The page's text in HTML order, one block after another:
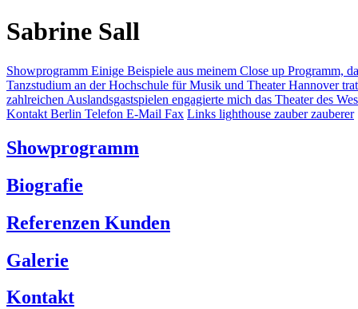
Sabrine Sall
Showprogramm Einige Beispiele aus meinem Close up Programm,
Tanzstudium an der Hochschule für Musik und Theater Hannover
zahlreichen Auslandsgastspielen engagierte mich das Theater des
Kontakt Berlin Telefon E-Mail Fax Links lighthouse zauber zauberer
Showprogramm
Biografie
Referenzen Kunden
Galerie
Kontakt